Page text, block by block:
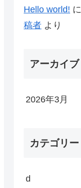
Hello world! に
稿者 より
アーカイブ
2026年3月
カテゴリー
d